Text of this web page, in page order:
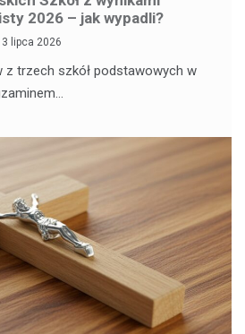
2026 – jak wypadli?
3 lipca 2026
z trzech szkół podstawowych w